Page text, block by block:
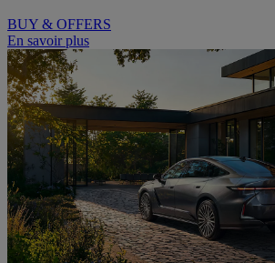
BUY & OFFERS
En savoir plus